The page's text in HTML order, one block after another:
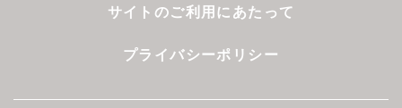
サイトのご利用にあたって
プライバシーポリシー